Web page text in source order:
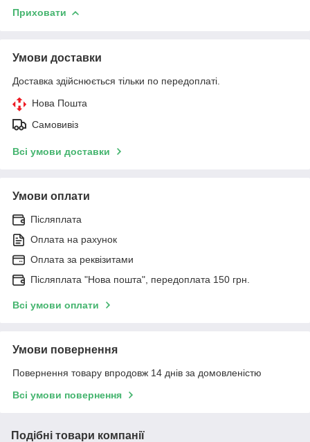
Приховати
Умови доставки
Доставка здійснюється тільки по передоплаті.
Нова Пошта
Самовивіз
Всі умови доставки
Умови оплати
Післяплата
Оплата на рахунок
Оплата за реквізитами
Післяплата "Нова пошта", передоплата 150 грн.
Всі умови оплати
Умови повернення
Повернення товару впродовж 14 днів за домовленістю
Всі умови повернення
Подібні товари компанії